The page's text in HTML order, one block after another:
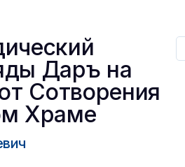
Даръ на
Сотворения
Храме